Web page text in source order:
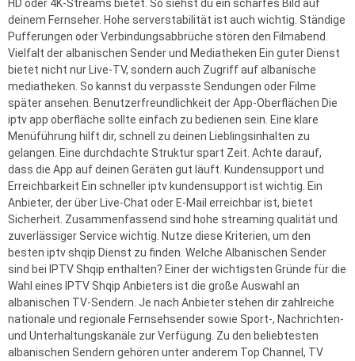
HD oder 4K-Streams bietet. So siehst du ein scharfes Bild auf
deinem Fernseher. Hohe serverstabilität ist auch wichtig. Ständige
Pufferungen oder Verbindungsabbrüche stören den Filmabend.
Vielfalt der albanischen Sender und Mediatheken Ein guter Dienst
bietet nicht nur Live-TV, sondern auch Zugriff auf albanische
mediatheken. So kannst du verpasste Sendungen oder Filme
später ansehen. Benutzerfreundlichkeit der App-Oberflächen Die
iptv app oberfläche sollte einfach zu bedienen sein. Eine klare
Menüführung hilft dir, schnell zu deinen Lieblingsinhalten zu
gelangen. Eine durchdachte Struktur spart Zeit. Achte darauf,
dass die App auf deinen Geräten gut läuft. Kundensupport und
Erreichbarkeit Ein schneller iptv kundensupport ist wichtig. Ein
Anbieter, der über Live-Chat oder E-Mail erreichbar ist, bietet
Sicherheit. Zusammenfassend sind hohe streaming qualität und
zuverlässiger Service wichtig. Nutze diese Kriterien, um den
besten iptv shqip Dienst zu finden. Welche Albanischen Sender
sind bei IPTV Shqip enthalten? Einer der wichtigsten Gründe für die
Wahl eines IPTV Shqip Anbieters ist die große Auswahl an
albanischen TV-Sendern. Je nach Anbieter stehen dir zahlreiche
nationale und regionale Fernsehsender sowie Sport-, Nachrichten-
und Unterhaltungskanäle zur Verfügung. Zu den beliebtesten
albanischen Sendern gehören unter anderem Top Channel, TV